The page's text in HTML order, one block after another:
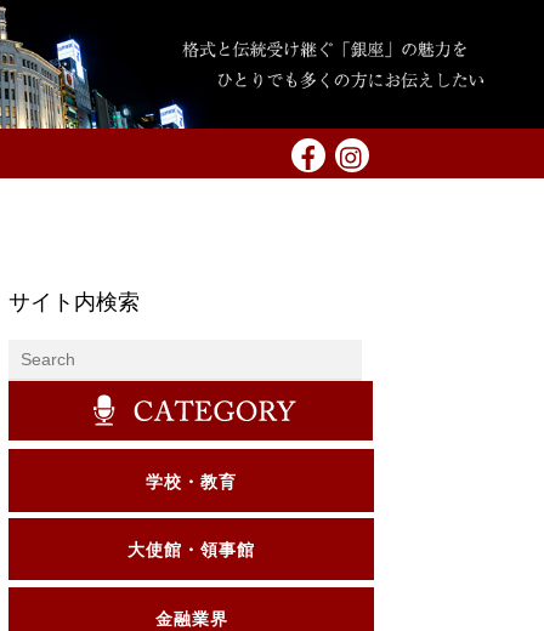
サイト内検索
学校・教育
大使館・領事館
金融業界